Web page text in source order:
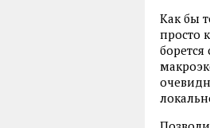
Как бы
просто